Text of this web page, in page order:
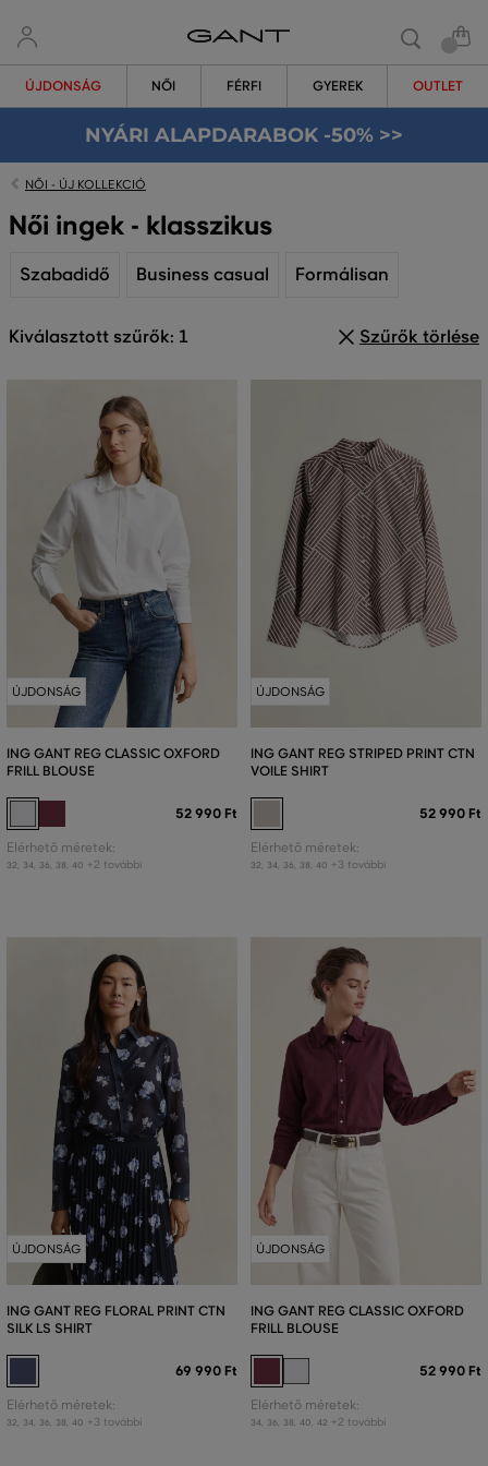
ÚJDONSÁG NŐI FÉRFI GYEREK OUTLET
NYÁRI ALAPDARABOK -50% >>
NŐI - ÚJ KOLLEKCIÓ
Női ingek - klasszikus
Szabadidő Business casual Formálisan
Kiválasztott szűrők: 1 Szűrők törlése
ÚJDONSÁG
ING GANT REG CLASSIC OXFORD
FRILL BLOUSE
52 990 Ft
Elérhető méretek:
32 34 36 38 40 +2 további
ÚJDONSÁG
ING GANT REG STRIPED PRINT CTN
VOILE SHIRT
52 990 Ft
Elérhető méretek:
32 34 36 38 40 +3 további
ÚJDONSÁG
ING GANT REG FLORAL PRINT CTN
SILK LS SHIRT
69 990 Ft
Elérhető méretek:
32 34 36 38 40 +3 további
ÚJDONSÁG
ING GANT REG CLASSIC OXFORD
FRILL BLOUSE
52 990 Ft
Elérhető méretek:
34 36 38 40 42 +2 további